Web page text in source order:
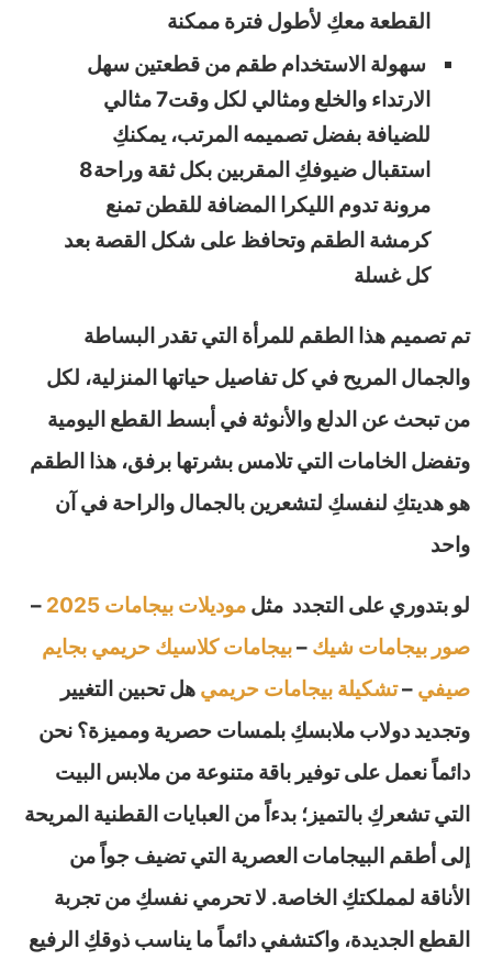
القطعة معكِ لأطول فترة ممكنة
سهولة الاستخدام طقم من قطعتين سهل
الارتداء والخلع ومثالي لكل وقت7 مثالي
للضيافة بفضل تصميمه المرتب، يمكنكِ
استقبال ضيوفكِ المقربين بكل ثقة وراحة8
مرونة تدوم الليكرا المضافة للقطن تمنع
كرمشة الطقم وتحافظ على شكل القصة بعد
كل غسلة
تم تصميم هذا الطقم للمرأة التي تقدر البساطة
والجمال المريح في كل تفاصيل حياتها المنزلية، لكل
من تبحث عن الدلع والأنوثة في أبسط القطع اليومية
وتفضل الخامات التي تلامس بشرتها برفق، هذا الطقم
هو هديتكِ لنفسكِ لتشعرين بالجمال والراحة في آن
واحد
لو بتدوري على التجدد مثل موديلات بيجامات 2025
–
صور بيجامات شيك –بيجامات كلاسيك حريمي بجايم
صيفي –تشكيلة بيجامات حريمي هل تحبين التغيير
وتجديد دولاب ملابسكِ بلمسات حصرية ومميزة؟ نحن
دائماً نعمل على توفير باقة متنوعة من ملابس البيت
التي تشعركِ بالتميز؛ بدءاً من العبايات القطنية المريحة
إلى أطقم البيجامات العصرية التي تضيف جواً من
الأناقة لمملكتكِ الخاصة. لا تحرمي نفسكِ من تجربة
القطع الجديدة، واكتشفي دائماً ما يناسب ذوقكِ الرفيع